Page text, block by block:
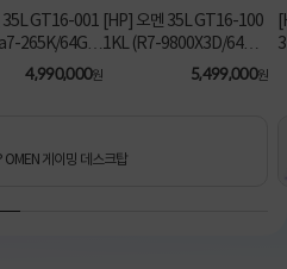
35L GT16-001
265K/64GB/
FD) 3
4,990,000원
[HP] 오멘 35L GT16-100
1KL (R7-9800X3D/64G
B/1TB/RTX5080/FD) [기
5,499,000원
게이밍 데스크탑